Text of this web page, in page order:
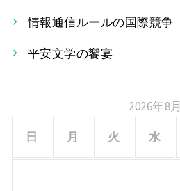
シ
ョ
情報通信ルールの国際競争
平安文学の饗宴
2026年8月
日
月 火 水